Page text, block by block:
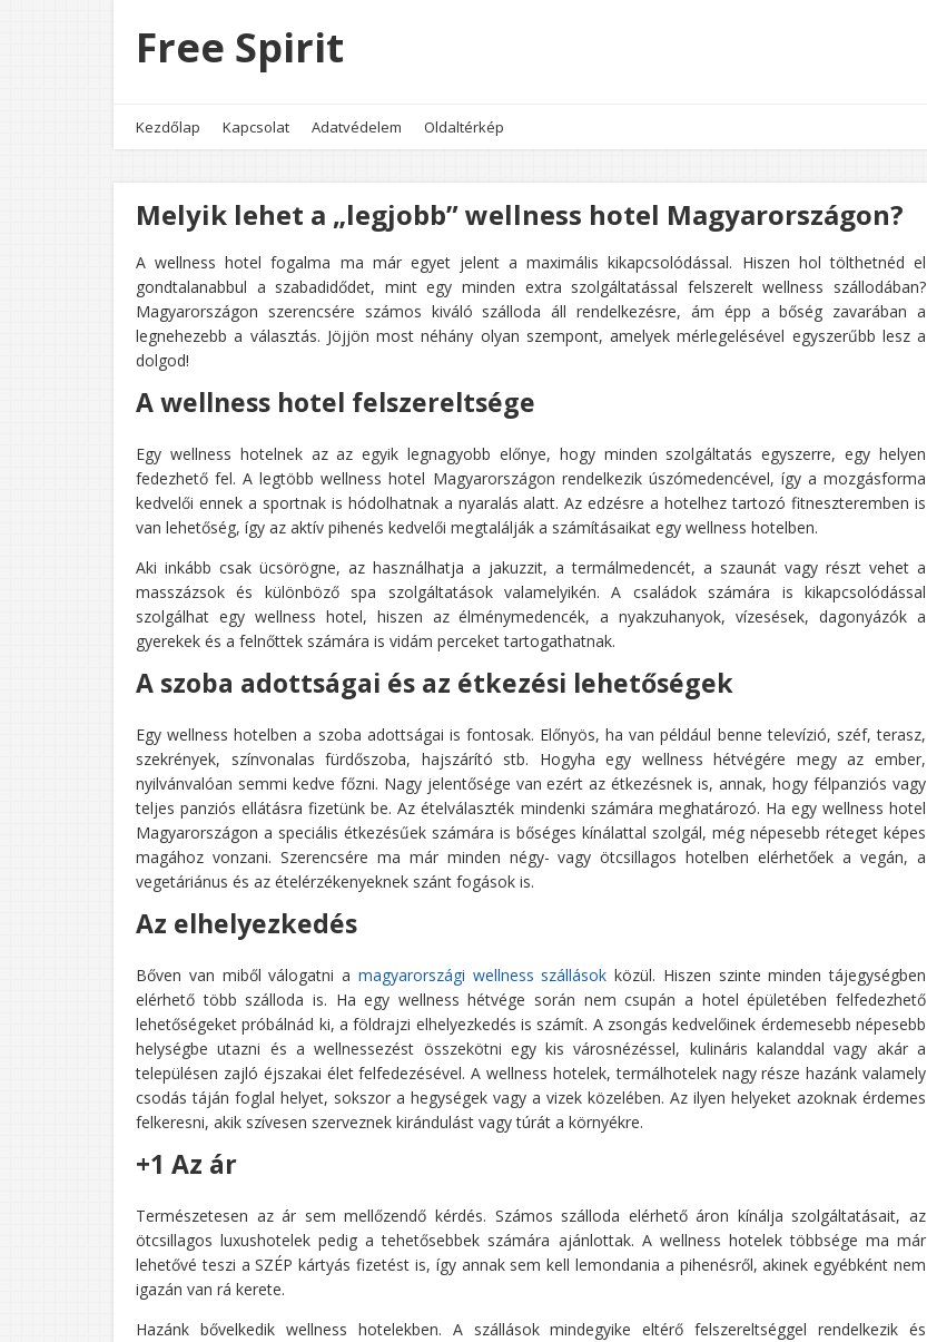
Free Spirit
Kezdőlap Kapcsolat Adatvédelem Oldaltérkép
Melyik lehet a „legjobb” wellness hotel Magyarországon?
A wellness hotel fogalma ma már egyet jelent a maximális kikapcsolódással. Hiszen hol tölthetnéd el
gondtalanabbul a szabadidődet, mint egy minden extra szolgáltatással felszerelt wellness szállodában?
Magyarországon szerencsére számos kiváló szálloda áll rendelkezésre, ám épp a bőség zavarában a
legnehezebb a választás. Jöjjön most néhány olyan szempont, amelyek mérlegelésével egyszerűbb lesz a
dolgod!
A wellness hotel felszereltsége
Egy wellness hotelnek az az egyik legnagyobb előnye, hogy minden szolgáltatás egyszerre, egy helyen
fedezhető fel. A legtöbb wellness hotel Magyarországon rendelkezik úszómedencével, így a mozgásforma
kedvelői ennek a sportnak is hódolhatnak a nyaralás alatt. Az edzésre a hotelhez tartozó fitneszteremben is
van lehetőség, így az aktív pihenés kedvelői megtalálják a számításaikat egy wellness hotelben.
Aki inkább csak ücsörögne, az használhatja a jakuzzit, a termálmedencét, a szaunát vagy részt vehet a
masszázsok és különböző spa szolgáltatások valamelyikén. A családok számára is kikapcsolódással
szolgálhat egy wellness hotel, hiszen az élménymedencék, a nyakzuhanyok, vízesések, dagonyázók a
gyerekek és a felnőttek számára is vidám perceket tartogathatnak.
A szoba adottságai és az étkezési lehetőségek
Egy wellness hotelben a szoba adottságai is fontosak. Előnyös, ha van például benne televízió, széf, terasz,
szekrények, színvonalas fürdőszoba, hajszárító stb. Hogyha egy wellness hétvégére megy az ember,
nyilvánvalóan semmi kedve főzni. Nagy jelentősége van ezért az étkezésnek is, annak, hogy félpanziós vagy
teljes panziós ellátásra fizetünk be. Az ételválaszték mindenki számára meghatározó. Ha egy wellness hotel
Magyarországon a speciális étkezésűek számára is bőséges kínálattal szolgál, még népesebb réteget képes
magához vonzani. Szerencsére ma már minden négy- vagy ötcsillagos hotelben elérhetőek a vegán, a
vegetáriánus és az ételérzékenyeknek szánt fogások is.
Az elhelyezkedés
Bőven van miből válogatni a magyarországi wellness szállások közül. Hiszen szinte minden tájegységben
elérhető több szálloda is. Ha egy wellness hétvége során nem csupán a hotel épületében felfedezhető
lehetőségeket próbálnád ki, a földrajzi elhelyezkedés is számít. A zsongás kedvelőinek érdemesebb népesebb
helységbe utazni és a wellnessezést összekötni egy kis városnézéssel, kulináris kalanddal vagy akár a
településen zajló éjszakai élet felfedezésével. A wellness hotelek, termálhotelek nagy része hazánk valamely
csodás táján foglal helyet, sokszor a hegységek vagy a vizek közelében. Az ilyen helyeket azoknak érdemes
felkeresni, akik szívesen szerveznek kirándulást vagy túrát a környékre.
+1 Az ár
Természetesen az ár sem mellőzendő kérdés. Számos szálloda elérhető áron kínálja szolgáltatásait, az
ötcsillagos luxushotelek pedig a tehetősebbek számára ajánlottak. A wellness hotelek többsége ma már
lehetővé teszi a SZÉP kártyás fizetést is, így annak sem kell lemondania a pihenésről, akinek egyébként nem
igazán van rá kerete.
Hazánk bővelkedik wellness hotelekben. A szállások mindegyike eltérő felszereltséggel rendelkezik és